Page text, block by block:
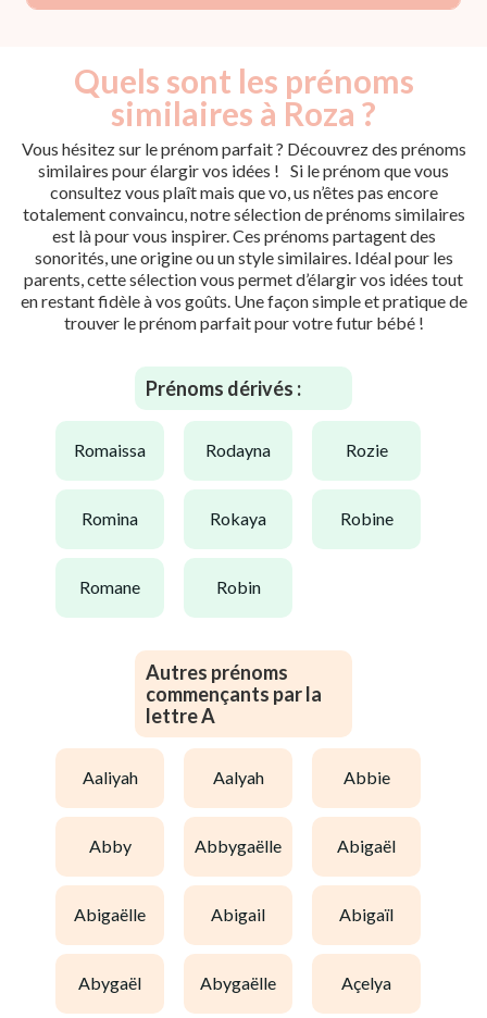
Quels sont les prénoms
similaires à Roza ?
Vous hésitez sur le prénom parfait ? Découvrez des prénoms
similaires pour élargir vos idées ! Si le prénom que vous
consultez vous plaît mais que vo, us n’êtes pas encore
totalement convaincu, notre sélection de prénoms similaires
est là pour vous inspirer. Ces prénoms partagent des
sonorités, une origine ou un style similaires. Idéal pour les
parents, cette sélection vous permet d’élargir vos idées tout
en restant fidèle à vos goûts. Une façon simple et pratique de
trouver le prénom parfait pour votre futur bébé !
Prénoms dérivés :
romaissa rodayna rozie
romina rokaya robine
romane robin
Autres prénoms
commençants par la
lettre A
aaliyah aalyah abbie
abby abbygaëlle abigaël
abigaëlle abigail abigaïl
abygaël abygaëlle açelya